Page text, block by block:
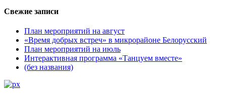
Свежие записи
План мероприятий на август
«Время добрых встреч» в микрорайоне Белорусский
План мероприятий на июль
Интерактивная программа «Танцуем вместе»
(без названия)